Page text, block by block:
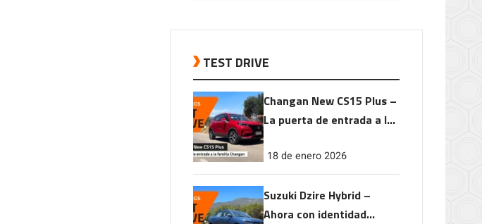
TEST DRIVE
Changan New CS15 Plus –
La puerta de entrada a la
18 de enero 2026
Suzuki Dzire Hybrid –
Ahora con identidad